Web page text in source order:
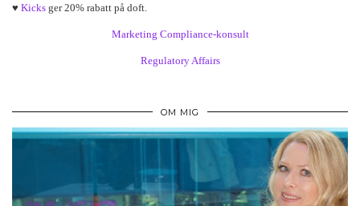
♥ Kicks ger 20% rabatt på doft.
Marketing Compliance-konsult
Regulatory Affairs
OM MIG